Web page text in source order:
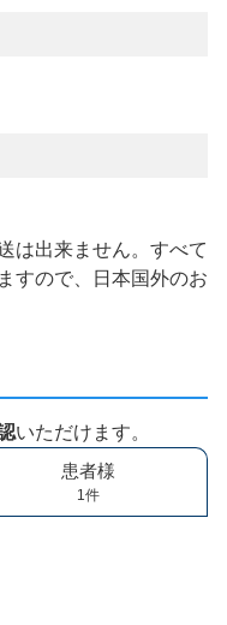
は出来ません。すべて
すので、日本国外のお
いただけます。
患者様
1件